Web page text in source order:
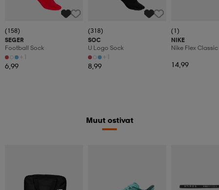
(158)
SEGER
Football Sock
+1
6,99
(318)
SOC
U Logo Sock
+1
8,99
(1)
NIKE
Nike Flex
14,99
Muut ostivat